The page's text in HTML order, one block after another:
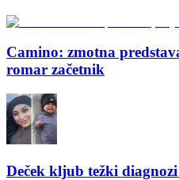
Camino: zmotna
romar začetnik
Deček kljub težki